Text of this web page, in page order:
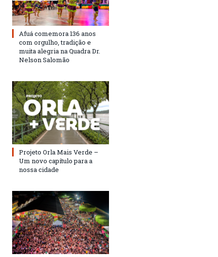
Afuá comemora 136 anos
com orgulho, tradição e
muita alegria na Quadra Dr.
Nelson Salomão
Projeto Orla Mais Verde –
Um novo capítulo para a
nossa cidade